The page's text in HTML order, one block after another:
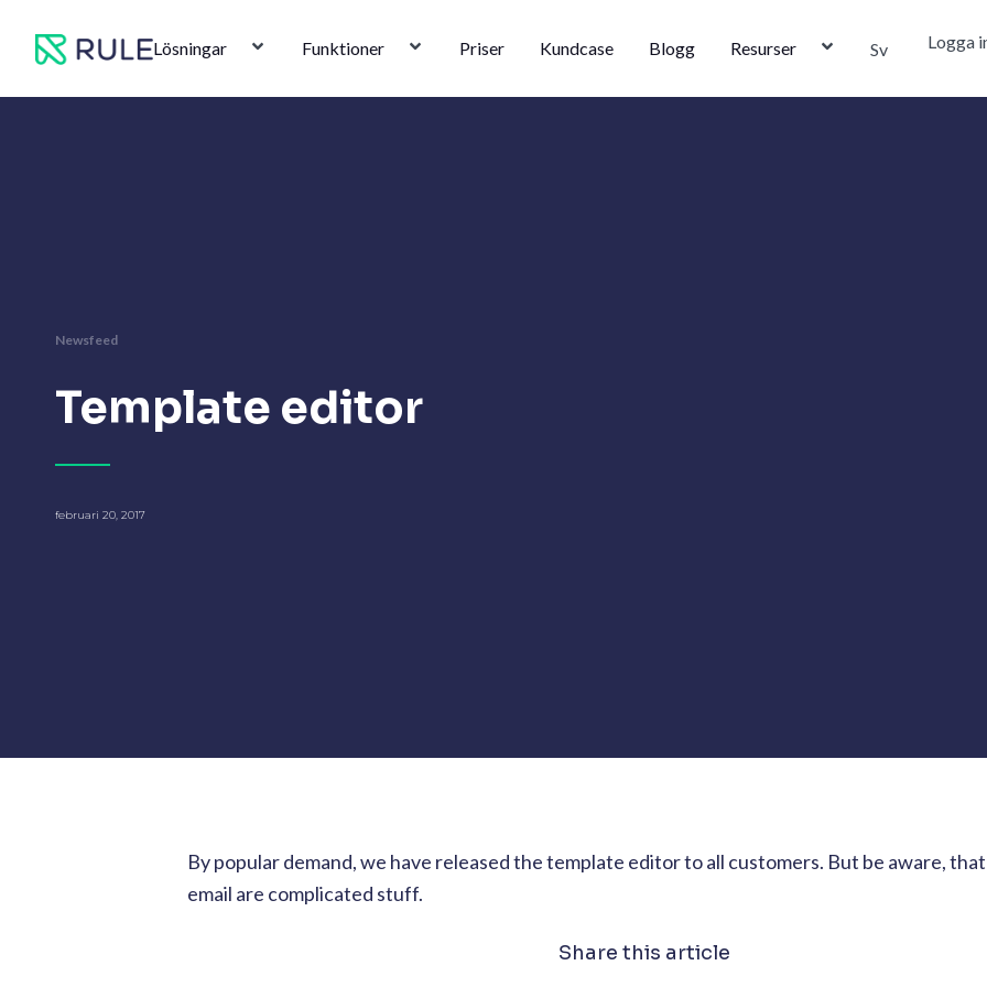
Lösningar Funktioner Priser Kundcase Blogg Resurser Sv Logga
Newsfeed
Template editor
februari 20, 2017
By popular demand, we have released the template editor to all customers. But be aware,
email are complicated stuff.
Share this article